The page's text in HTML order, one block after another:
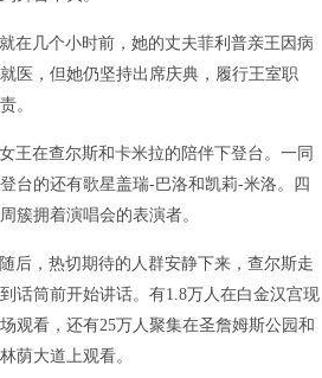
就在几个小时前，她的丈夫菲利普亲王因病
就医，但她仍坚持出席庆典，履行王室职
责。
女王在查尔斯和卡米拉的陪伴下登台。一同
登台的还有歌星盖瑞-巴洛和凯莉-米洛。四
周簇拥着演唱会的表演者。
随后，热切期待的人群安静下来，查尔斯走
到话筒前开始讲话。有1.8万人在白金汉宫现
场观看，还有25万人聚集在圣詹姆斯公园和
林荫大道上观看。